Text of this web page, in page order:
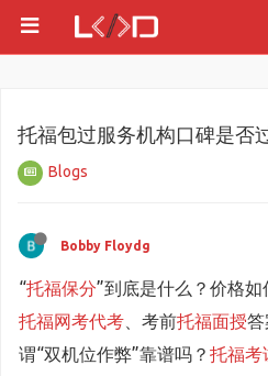
托福包过服务机构口碑是否
Blogs
Bobby Floydg
“托福保分”到底是什么？价格如
托福网考代考 、考前托福面授答
谓“双机位作弊”靠谱吗？ 托福考